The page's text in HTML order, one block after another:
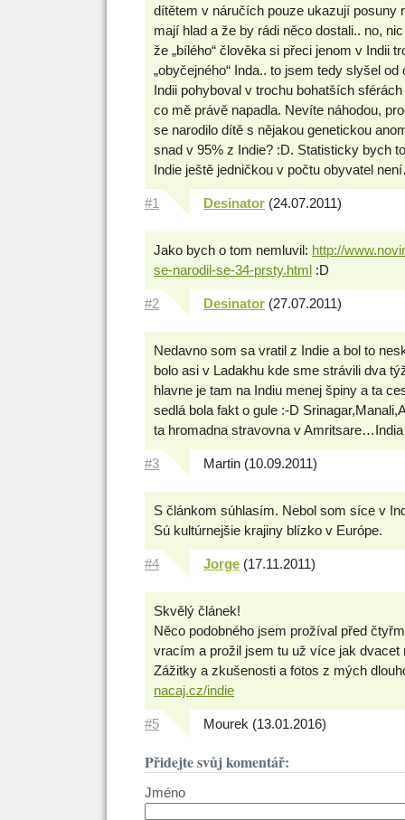
dítětem v náručích pouze ukazují posuny
mají hlad a že by rádi něco dostali.. no,
že „bílého“ člověka si přeci jenom v Indii
„obyčejného“ Inda.. to jsem tedy slyšel
Indii pohyboval v trochu bohatších
co mě právě napadla. Nevíte náhodou,
se narodilo dítě s nějakou genetickou
snad v 95% z Indie? :D. Statisticky bych
Indie ještě jedničkou v počtu obyvatel
#1 Desinator (24.07.2011)
Jako bych o tom nemluvil: http://
se-narodil-se-34-prsty.html :D
#2 Desinator (27.07.2011)
Nedavno som sa vratil z Indie a bol to
bolo asi v Ladakhu kde sme strávili dva
hlavne je tam na Indiu menej špiny a ta
sedlá bola fakt o gule :-D
ta hromadna stravovna v
#3 Martin (10.09.2011)
S článkom súhlasím. Nebol som síce v
Sú kultúrnejšie krajiny blízko v Európe.
#4 Jorge (17.11.2011)
Skvělý článek!
Něco podobného jsem prožíval před
vracím a prožil jsem tu už více jak dvacet
Zážitky a zkušenosti a fotos z mých
nacaj.cz/indie
#5 Mourek (13.01.2016)
Přidejte svůj komentář:
Jméno